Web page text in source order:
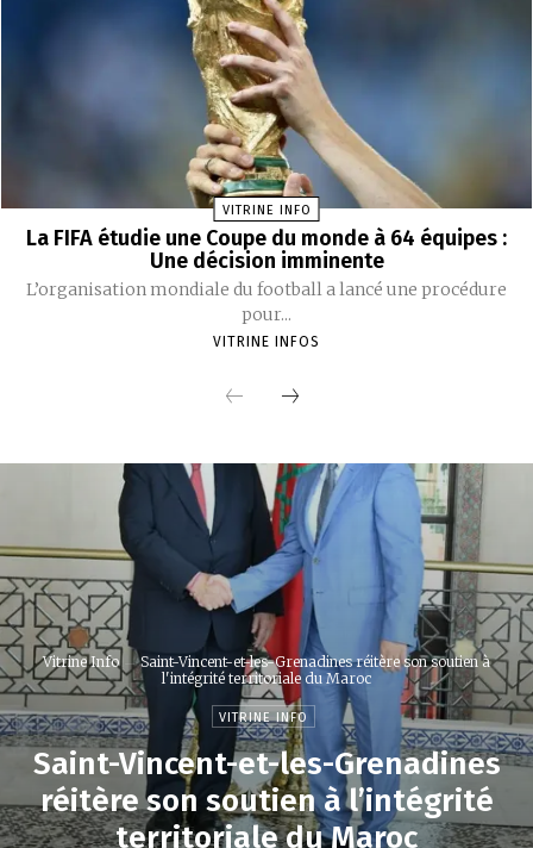
VITRINE INFO
La FIFA étudie une Coupe du monde à 64 équipes :
Une décision imminente
L’organisation mondiale du football a lancé une procédure
pour...
VITRINE INFOS